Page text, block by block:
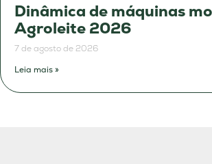
Dinâmica de máquinas
Agroleite 2026
7 de agosto de 2026
Leia mais »